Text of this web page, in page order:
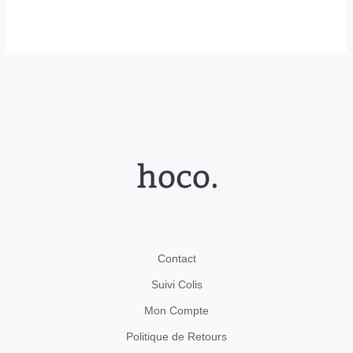
Contact
Suivi Colis
Mon Compte
Politique de Retours